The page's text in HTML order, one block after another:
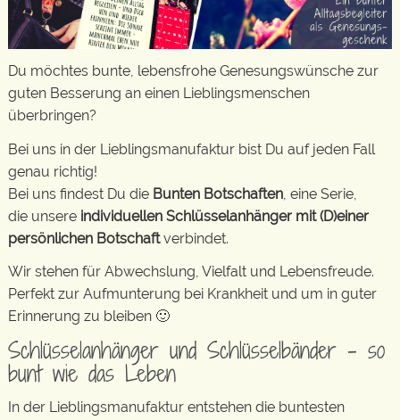
Du möchtes bunte, lebensfrohe Genesungswünsche zur
guten Besserung an einen Lieblingsmenschen
überbringen?
Bei uns in der Lieblingsmanufaktur bist Du auf jeden Fall
genau richtig!
Bei uns findest Du die Bunten Botschaften , eine Serie,
die unsere individuellen Schlüsselanhänger mit (D)einer
persönlichen Botschaftverbindet.
Wir stehen für Abwechslung, Vielfalt und Lebensfreude.
Perfekt zur Aufmunterung bei Krankheit und um in guter
Erinnerung zu bleiben 🙂
Schlüsselanhänger und Schlüsselbänder – so
bunt wie das Leben
In der Lieblingsmanufaktur entstehen die buntesten